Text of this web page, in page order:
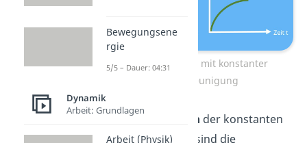
s-t-Diagramm mit konstanter
Beschleunigung
Spezielle Formen der konstanten
Beschleunigung sind die
Bewegungsene
rgie
5/5 – Dauer: 04:31
Dynamik
Arbeit: Grundlagen
Arbeit (Physik)